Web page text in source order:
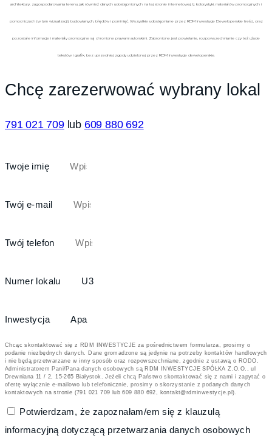
architektury, zagospodarowania terenu, jak również danych udostępnionych na tej stronie internetowej, tj. kolorystyki, materiałów promocyjnych i
pomocniczych (w tym wizualizacji), budowlanych, błędów i pominięć. Wszystkie udostępniane przez RDM Inwestycje Deweloperskie treści, oraz
pozostałe informacje i materiały promocyjne są chronione prawami autorskimi. Zabronione jest powielanie, rozpowszechnianie czy też użycie
tekstów i grafik, bez uprzedniej zgody udzielonej przez RDM Inwestycje deweloperskie.
Chcę zarezerwować wybrany lokal
791 021 709lub 609 880 692
Twoje imię
Twój e-mail
Twój telefon
Numer lokalu
Inwestycja
Chcąc skontaktować się z RDM INWESTYCJE za pośrednictwem formularza, prosimy o
podanie niezbędnych danych. Dane gromadzone są jedynie na potrzeby kontaktów handlowych
i nie będą przetwarzane w inny sposób oraz rozpowszechniane, zgodnie z ustawą o RODO.
Administratorem Pani/Pana danych osobowych są RDM INWESTYCJE SPÓŁKA Z.O.O., ul
Drewniana 11 / 2, 15-265 Białystok. Jeżeli chcą Państwo skontaktować się z nami i zapytać o
ofertę wyłącznie e-mailowo lub telefonicznie, prosimy o skorzystanie z podanych danych
kontaktowych na stronie (791 021 709 lub 609 880 692, kontakt@rdminwestycje.pl).
Potwierdzam, że zapoznałam/em się z klauzulą
informacyjną dotyczącą przetwarzania danych osobowych